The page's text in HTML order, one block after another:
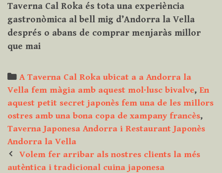
Taverna Cal Roka és tota una experiència
gastronòmica al bell mig d’Andorra la Vella
després o abans de comprar menjaràs millor
que mai
Categories
A Taverna Cal Roka ubicat a a Andorra la
Vella fem màgia amb aquest mol·lusc bivalve, En
aquest petit secret japonès fem una de les millors
ostres amb una bona copa de xampany francès,
Taverna Japonesa Andorra i Restaurant Japonès
Andorra la Vella
Post
navigation
Volem fer arribar als nostres clients la més
autèntica i tradicional cuina japonesa